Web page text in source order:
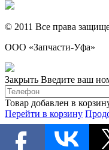
© 2011 Все права
ООО «Запчасти-Уфа»
Закрыть Введите ваш
Товар добавлен в
Перейти в корзину